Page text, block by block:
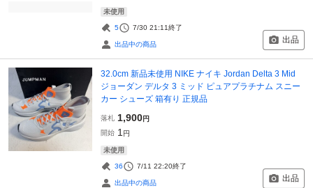
未使用
5 7/30 21:11終了
出品中の商品 出品
32.0cm 新品未使用 NIKE ナイキ Jordan Delta 3 Mid
ジョーダン デルタ 3 ミッド ピュアプラチナム スニー
カー シューズ 箱有り 正規品
落札 1,900円
開始 1 円
未使用
36 7/11 22:20終了
出品中の商品 出品